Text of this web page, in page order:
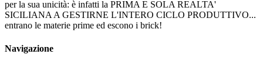
per la sua unicità: è infatti la PRIMA E SOLA REALTA'
SICILIANA A GESTIRNE L'INTERO CICLO PRODUTTIVO...
entrano le materie prime ed escono i brick!
Navigazione